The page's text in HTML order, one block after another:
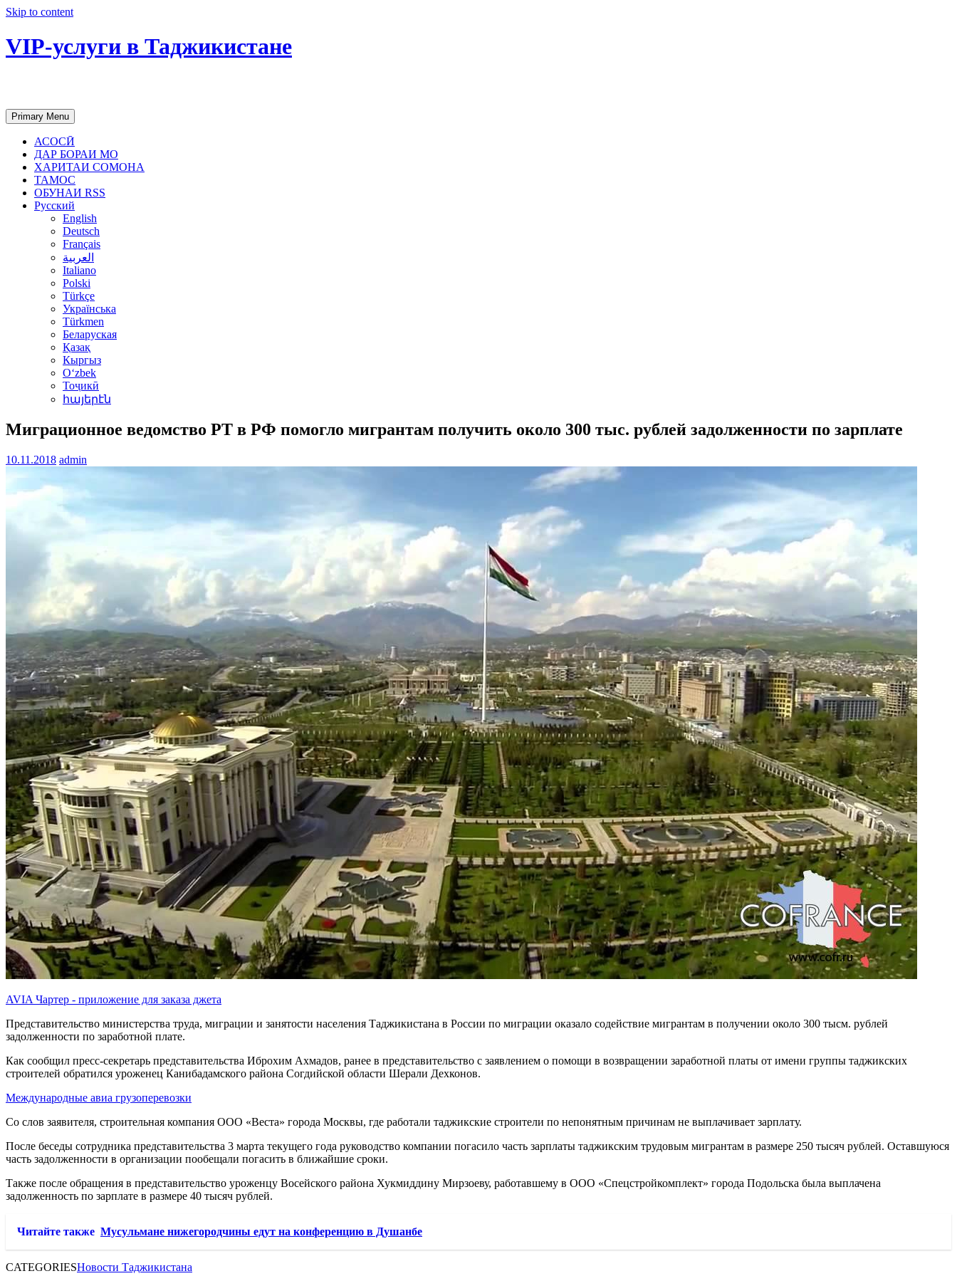
Skip to content
VIP-услуги в Таджикистане
Primary Menu
АСОСӢ
ДАР БОРАИ МО
ХАРИТАИ СОМОНА
ТАМОС
ОБУНАИ RSS
Русский
English
Deutsch
Français
العربية
Italiano
Polski
Türkçe
Українська
Türkmen
Беларуская
Қазақ
Кыргыз
Oʻzbek
Тоҷикӣ
հայերէն
Миграционное ведомство РТ в РФ помогло мигрантам получить около 300 тыс. рублей задолженности по зарплате
10.11.2018 admin
AVIA Чартер - приложение для заказа джета
Представительство министерства труда, миграции и занятости населения Таджикистана в России по миграции оказало содействие мигрантам в получении около 300 тысм. рублей
задолженности по заработной плате.
Как сообщил пресс-секретарь представительства Иброхим Ахмадов, ранее в представительство с заявлением о помощи в возвращении заработной платы от имени группы таджикских
строителей обратился уроженец Канибадамского района Согдийской области Шерали Дехконов.
Международные авиа грузоперевозки
Со слов заявителя, строительная компания ООО «Веста» города Москвы, где работали таджикские строители по непонятным причинам не выплачивает зарплату.
После беседы сотрудника представительства 3 марта текущего года руководство компании погасило часть зарплаты таджикским трудовым мигрантам в размере 250 тысяч рублей. Оставшуюся
часть задолженности в организации пообещали погасить в ближайшие сроки.
Также после обращения в представительство уроженцу Восейского района Хукмиддину Мирзоеву, работавшему в ООО «Спецстройкомплект» города Подольска была выплачена
задолженность по зарплате в размере 40 тысяч рублей.
Читайте также Мусульмане нижегородчины едут на конференцию в Душанбе
CATEGORIESНовости Таджикистана